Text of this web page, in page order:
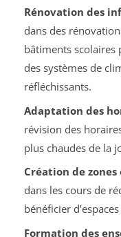
Rénovation des
dans des
bâtiments scolaires
des systèmes de
réfléchissants.
Adaptation des
révision des
plus chaudes de la
Création de zones
dans les cours de
bénéficier
Formation des